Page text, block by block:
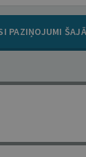
PAZIŅOJUMI